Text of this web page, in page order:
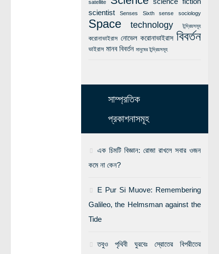
satellite
scientist
Senses Sixth sense sociology
Space technology ইন্দ্রিয়সমূহ
করোনাভাইরাস নোভেল করোনাভাইরাস বিবর্তন
ভাইরাস মানব বিবর্তন মানুষের ইন্দ্রিয়সমূহ
সাম্প্রতিক
প্রকাশনাসমূহ
এক চিমটি বিজ্ঞান: রোজা রাখলে সবার ওজন
কমে না কেন?
E Pur Si Muove: Remembering
Galileo, the Helmsman against the
Tide
তবুও পৃথিবী ঘুরবেঃ স্রোতের বিপরীতের